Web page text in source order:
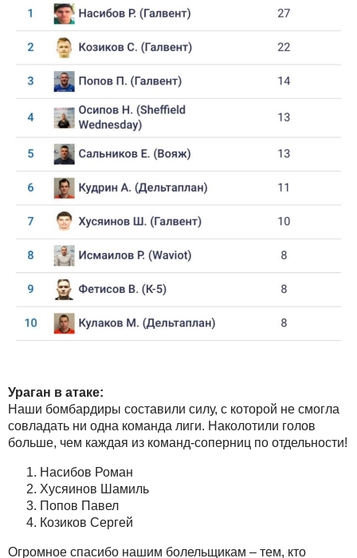
Ураган в атаке:
Наши бомбардиры составили силу, с которой не смогла
совладать ни одна команда лиги. Наколотили голов
больше, чем каждая из команд-соперниц по отдельности!
Насибов Роман
Хусяинов Шамиль
Попов Павел
Козиков Сергей
Огромное спасибо нашим болельщикам – тем, кто